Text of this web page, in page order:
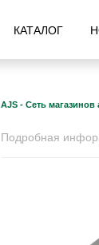
КАТАЛОГ
AJS - Сеть магазинов
Подробная